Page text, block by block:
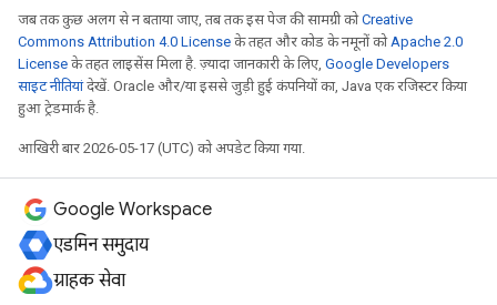
जब तक कुछ अलग से न बताया जाए, तब तक इस पेज की सामग्री कोCreative
Commons Attribution 4.0 License के तहत और कोड के नमूनों कोApache 2.0
License के तहत लाइसेंस मिला है. ज़्यादा जानकारी के लिए, Google Developers
साइट नीतियांदेखें. Oracle और/या इससे जुड़ी हुई कंपनियों का, Java एक रजिस्टर किया
हुआ ट्रेडमार्क है.
आखिरी बार 2026-05-17 (UTC) को अपडेट किया गया.
Google Workspace
एडमिन समुदाय
ग्राहक सेवा